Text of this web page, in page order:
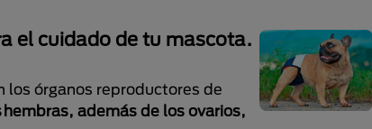
el cuidado de tu mascota.
los órganos reproductores de
hembras, además de los ovarios,